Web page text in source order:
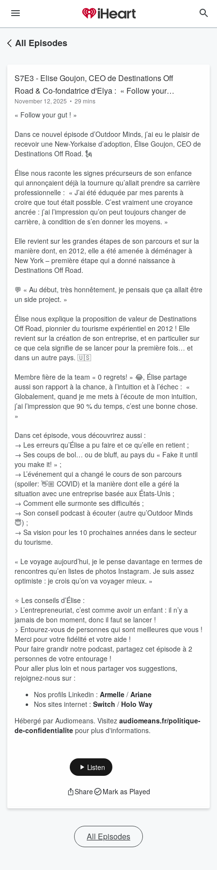
All Episodes
S7E3 - Elise Goujon, CEO de Destinations Off
Road & Co-fondatrice d'Elya : « Follow your
gut ! »
November 12, 2025 • 29 mins
« Follow your gut ! »
Dans ce nouvel épisode d’Outdoor Minds, j’ai eu le plaisir de
recevoir une New-Yorkaise d’adoption, Élise Goujon, CEO de
Destinations Off Road. 🗽
Élise nous raconte les signes précurseurs de son enfance
qui annonçaient déjà la tournure qu’allait prendre sa carrière
professionnelle : « J’ai été éduquée par mes parents à
croire que tout était possible. C’est vraiment une croyance
ancrée : j’ai l’impression qu’on peut toujours changer de
carrière, à condition de s’en donner les moyens. »
Elle revient sur les grandes étapes de son parcours et sur la
manière dont, en 2012, elle a été amenée à déménager à
New York – première étape qui a donné naissance à
Destinations Off Road.
💬 « Au début, très honnêtement, je pensais que ça allait être
un side project. »
Élise nous explique la proposition de valeur de Destinations
Off Road, pionnier du tourisme expérientiel en 2012 ! Elle
revient sur la création de son entreprise, et en particulier sur
ce que cela signifie de se lancer pour la première fois… et
dans un autre pays. 🇺🇸
Membre fière de la team « 0 regrets! » 😂, Élise partage
aussi son rapport à la chance, à l’intuition et à l’échec : «
Globalement, quand je me mets à l’écoute de mon intuition,
j’ai l’impression que 90 % du temps, c’est une bonne chose.
»
Dans cet épisode, vous découvrirez aussi :
→ Les erreurs qu’Élise a pu faire et ce qu’elle en retient ;
→ Ses coups de bol… ou de bluff, au pays du « Fake it until
you make it! » ;
→ L’événement qui a changé le cours de son parcours
(spoiler: 👋🏼 COVID) et la manière dont elle a géré la
situation avec une entreprise basée aux États-Unis ;
→ Comment elle surmonte ses difficultés ;
→ Son conseil podcast à écouter (autre qu’Outdoor Minds
😇) ;
→ Sa vision pour les 10 prochaines années dans le secteur
du tourisme.
« Le voyage aujourd’hui, je le pense davantage en termes de
rencontres qu’en listes de photos Instagram. Je suis assez
optimiste : je crois qu’on va voyager mieux. »
⭐️ Les conseils d’Élise :
> L’entrepreneuriat, c’est comme avoir un enfant : il n’y a
jamais de bon moment, donc il faut se lancer !
> Entourez-vous de personnes qui sont meilleures que vous !
Merci pour votre fidélité et votre aide !
Pour faire grandir notre podcast, partagez cet épisode à 2
personnes de votre entourage !
Pour aller plus loin et nous partager vos suggestions,
rejoignez-nous sur :
Nos profils Linkedin : Armelle / Ariane
Nos sites internet : Switch / Holo Way
Hébergé par Audiomeans. Visitez audiomeans.fr/politique-
de-confidentialite pour plus d'informations.
Listen
Share Mark as Played
All Episodes